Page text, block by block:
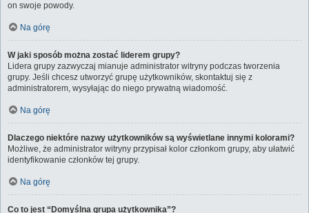
on swoje powody.
Na górę
W jaki sposób można zostać liderem grupy?
Lidera grupy zazwyczaj mianuje administrator witryny podczas tworzenia
grupy. Jeśli chcesz utworzyć grupę użytkowników, skontaktuj się z
administratorem, wysyłając do niego prywatną wiadomość.
Na górę
Dlaczego niektóre nazwy użytkowników są wyświetlane innymi kolorami?
Możliwe, że administrator witryny przypisał kolor członkom grupy, aby ułatwić
identyfikowanie członków tej grupy.
Na górę
Co to jest “Domyślna grupa użytkownika”?